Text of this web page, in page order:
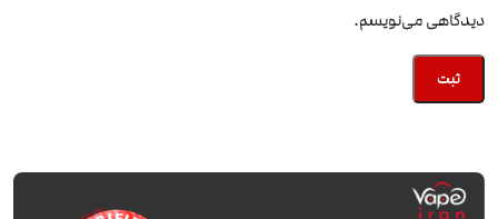
دیدگاهی می‌نویسم.